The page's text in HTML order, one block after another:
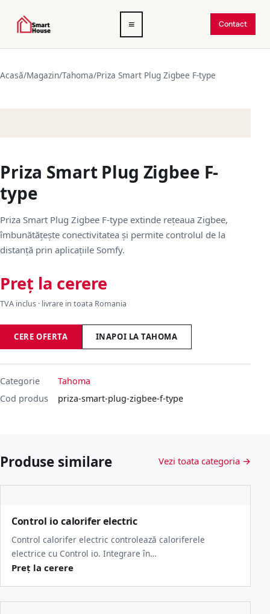
Deschide
meniul
≡ Contact
Acasă/Magazin/Tahoma/Priza Smart Plug Zigbee F-type
Priza Smart Plug Zigbee F-
type
Priza Smart Plug Zigbee F-type extinde rețeaua Zigbee,
îmbunătățește conectivitatea și permite controlul de la
distanță prin aplicațiile Somfy.
Preț la cerere
TVA inclus · livrare in toata Romania
CERE OFERTA INAPOI LA TAHOMA
Categorie
Tahoma
Cod produs
priza-smart-plug-zigbee-f-type
Produse similare Vezi toata categoria →
Control io calorifer electric
Control calorifer electric controlează caloriferele
electrice cu Control io. Integrare în…
Preț la cerere